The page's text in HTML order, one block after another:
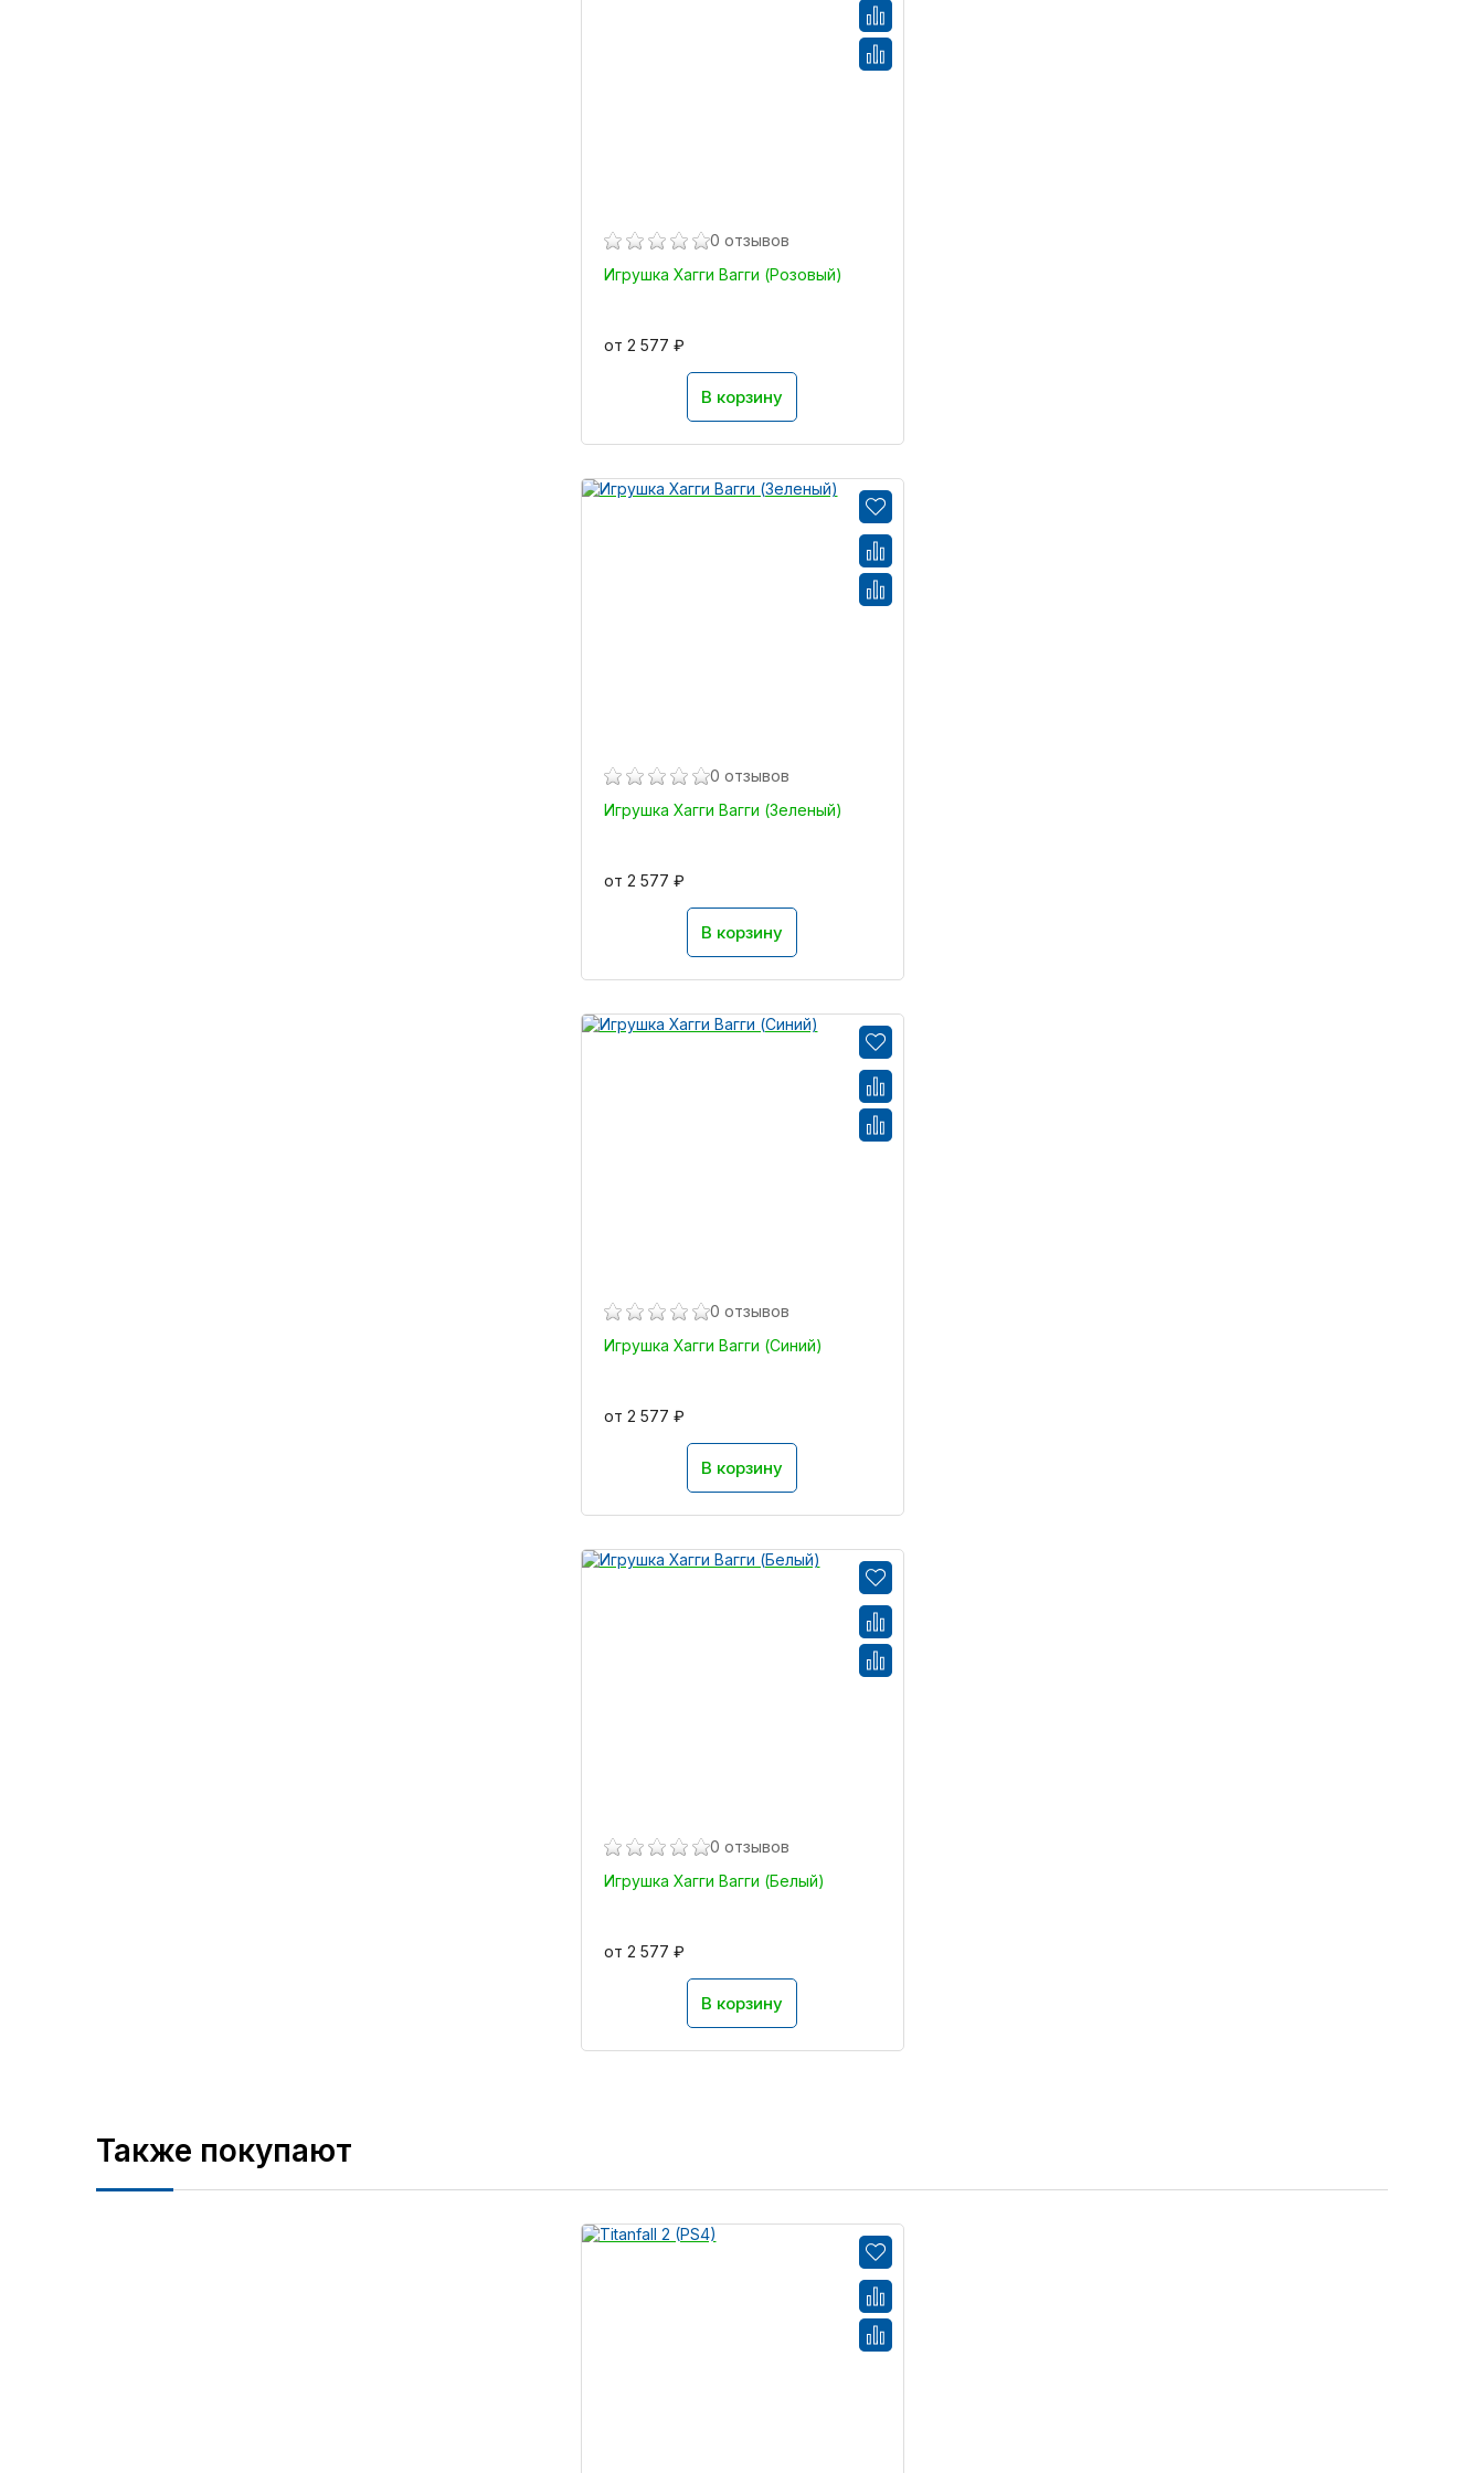
0 отзывов
Игрушка Хагги Вагги (Розовый)
от 2 577 ₽
В корзину
0 отзывов
Игрушка Хагги Вагги (Зеленый)
от 2 577 ₽
В корзину
0 отзывов
Игрушка Хагги Вагги (Синий)
от 2 577 ₽
В корзину
0 отзывов
Игрушка Хагги Вагги (Белый)
от 2 577 ₽
В корзину
Также покупают